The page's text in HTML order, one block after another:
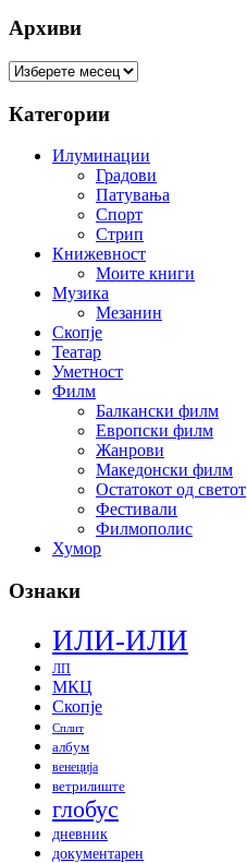
Архиви
Архиви
Категории
Илуминации
Градови
Патувања
Спорт
Стрип
Книжевност
Моите книги
Музика
Мезанин
Скопје
Театар
Уметност
Филм
Балкански филм
Европски филм
Жанрови
Македонски филм
Остатокот од светот
Фестивали
Филмополис
Хумор
Ознаки
ИЛИ-ИЛИ
ЛП
МКЦ
Скопје
Сплит
албум
венеција
ветрилиште
глобус
дневник
документарен